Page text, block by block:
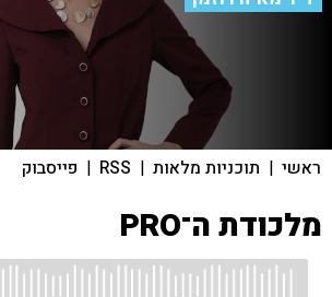
ראשי | תוכניות מלאות |
RSS
| פייסבוק
מלכודת ה־PRO